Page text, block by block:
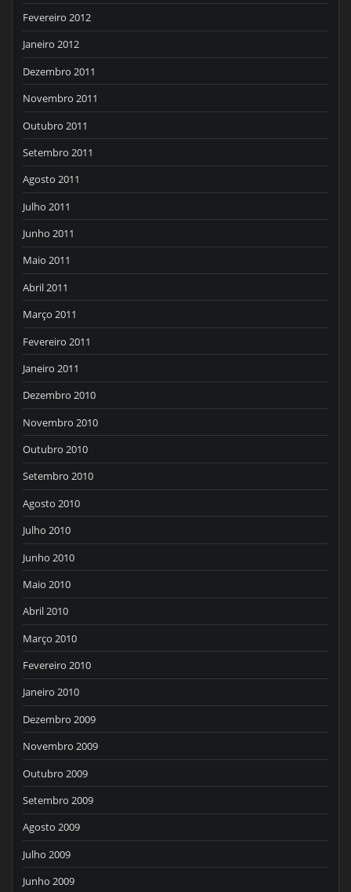
Fevereiro 2012
Janeiro 2012
Dezembro 2011
Novembro 2011
Outubro 2011
Setembro 2011
Agosto 2011
Julho 2011
Junho 2011
Maio 2011
Abril 2011
Março 2011
Fevereiro 2011
Janeiro 2011
Dezembro 2010
Novembro 2010
Outubro 2010
Setembro 2010
Agosto 2010
Julho 2010
Junho 2010
Maio 2010
Abril 2010
Março 2010
Fevereiro 2010
Janeiro 2010
Dezembro 2009
Novembro 2009
Outubro 2009
Setembro 2009
Agosto 2009
Julho 2009
Junho 2009